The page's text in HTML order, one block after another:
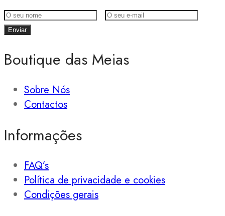
Boutique das Meias
Sobre Nós
Contactos
Informações
FAQ’s
Política de privacidade e cookies
Condições gerais